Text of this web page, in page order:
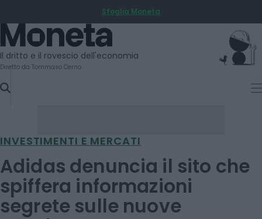
TO
CONTENT
Sfoglia Moneta
Moneta
Il dritto e il rovescio dell'economia
Diretto da Tommaso Cerno
INVESTIMENTI E MERCATI
Adidas denuncia il sito che
spiffera informazioni
segrete sulle nuove